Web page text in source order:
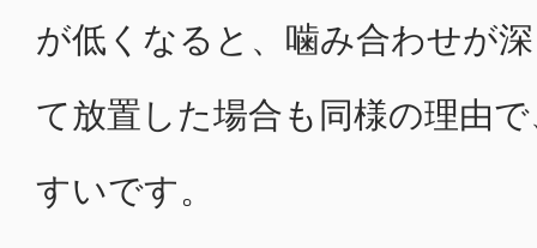
が低くなると、噛み合わせが
て放置した場合も同様の理由
すいです。